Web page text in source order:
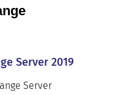
Server 2019
Server